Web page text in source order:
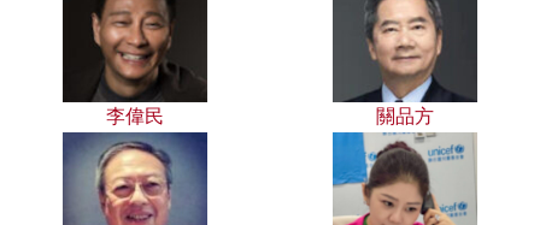
李偉民 關品方